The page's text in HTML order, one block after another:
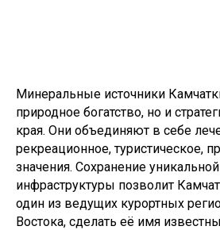
Минеральные источники
природное богатство, но и
края. Они объединяют в себе
рекреационное, туристическое,
значения. Сохранение
инфраструктуры позволит
один из ведущих курортных
Востока, сделать её имя